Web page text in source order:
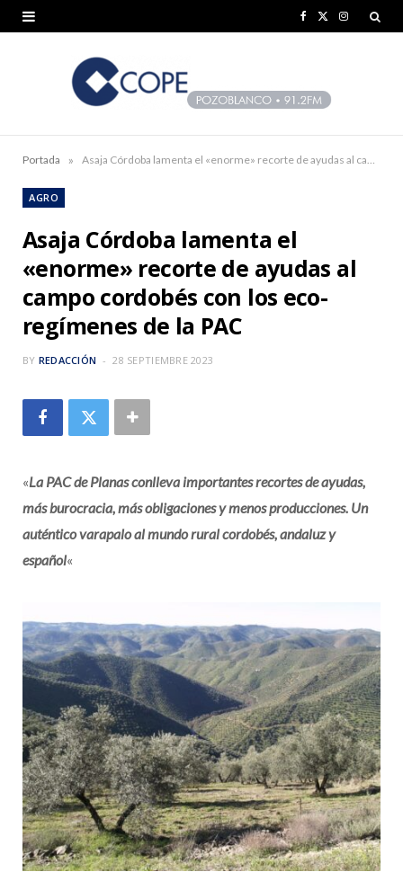
e
r
I
Portada »
AGRO
Asaja Córdoba lamenta el
«enorme» recorte de ayudas al
campo cordobés con los eco-
regímenes de la PAC
BY REDACCIÓN 28 SEPTIEMBRE 2023
«La PAC de Planas conlleva importantes recortes de ayudas,
más burocracia, más obligaciones y menos producciones. Un
auténtico varapalo al mundo rural cordobés, andaluz y
español«